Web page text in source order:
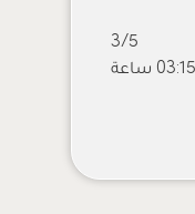
3/5
03:15 ساعة